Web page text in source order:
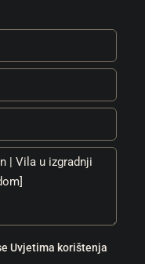
Uvjetima korištenja